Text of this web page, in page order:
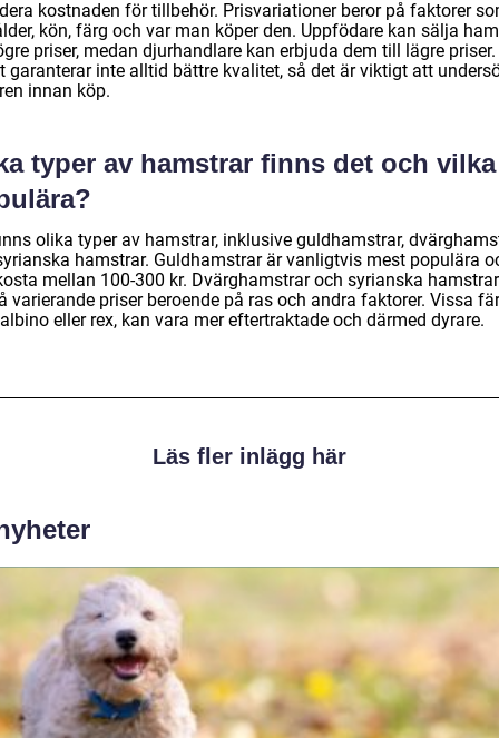
kostnaden för tillbehör. Prisvariationer beror på faktorer
kön, färg och var man köper den. Uppfödare kan sälja
priser, medan djurhandlare kan erbjuda dem till lägre priser.
garanterar inte alltid bättre kvalitet, så det är viktigt att
innan köp.
typer av hamstrar finns det och
olika typer av hamstrar, inklusive guldhamstrar,
hamstrar. Guldhamstrar är vanligtvis mest populära
mellan 100-300 kr. Dvärghamstrar och syrianska
varierande priser beroende på ras och andra faktorer. Vissa
eller rex, kan vara mer eftertraktade och därmed dyrare.
Läs fler inlägg här